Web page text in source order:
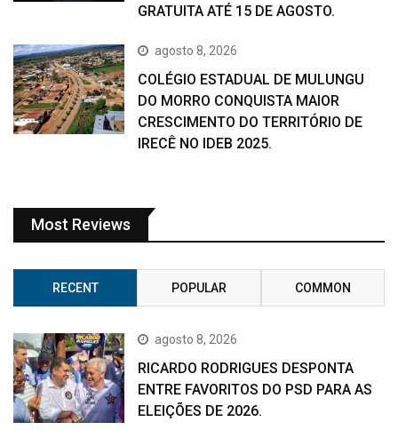
GRATUITA ATÉ 15 DE AGOSTO.
agosto 8, 2026
COLÉGIO ESTADUAL DE MULUNGU
DO MORRO CONQUISTA MAIOR
CRESCIMENTO DO TERRITÓRIO DE
IRECÊ NO IDEB 2025.
Most Reviews
RECENT POPULAR COMMON
agosto 8, 2026
RICARDO RODRIGUES DESPONTA
ENTRE FAVORITOS DO PSD PARA AS
ELEIÇÕES DE 2026.